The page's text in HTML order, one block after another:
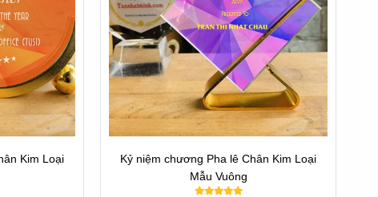
Kim Loại
Kỷ niệm chương Pha lê Chân Kim Loại
Mẫu Vuông